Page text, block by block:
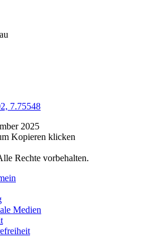
7.75548
2025
Kopieren klicken
Rechte vorbehalten.
Medien